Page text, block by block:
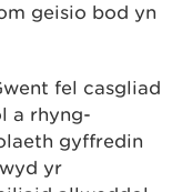
geisio bod yn
fel casgliad
a rhyng-
gyffredin
yr